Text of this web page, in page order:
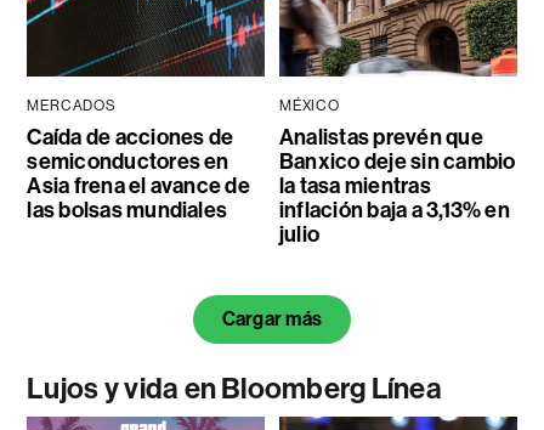
MERCADOS
Caída de acciones de
semiconductores en
Asia frena el avance de
las bolsas mundiales
MÉXICO
Analistas prevén que
Banxico deje sin cambio
la tasa mientras
inflación baja a 3,13% en
julio
Cargar más
Lujos y vida en Bloomberg Línea